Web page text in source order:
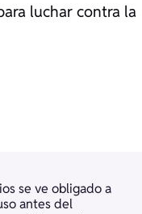
luchar contra la
se ve obligado a
antes del